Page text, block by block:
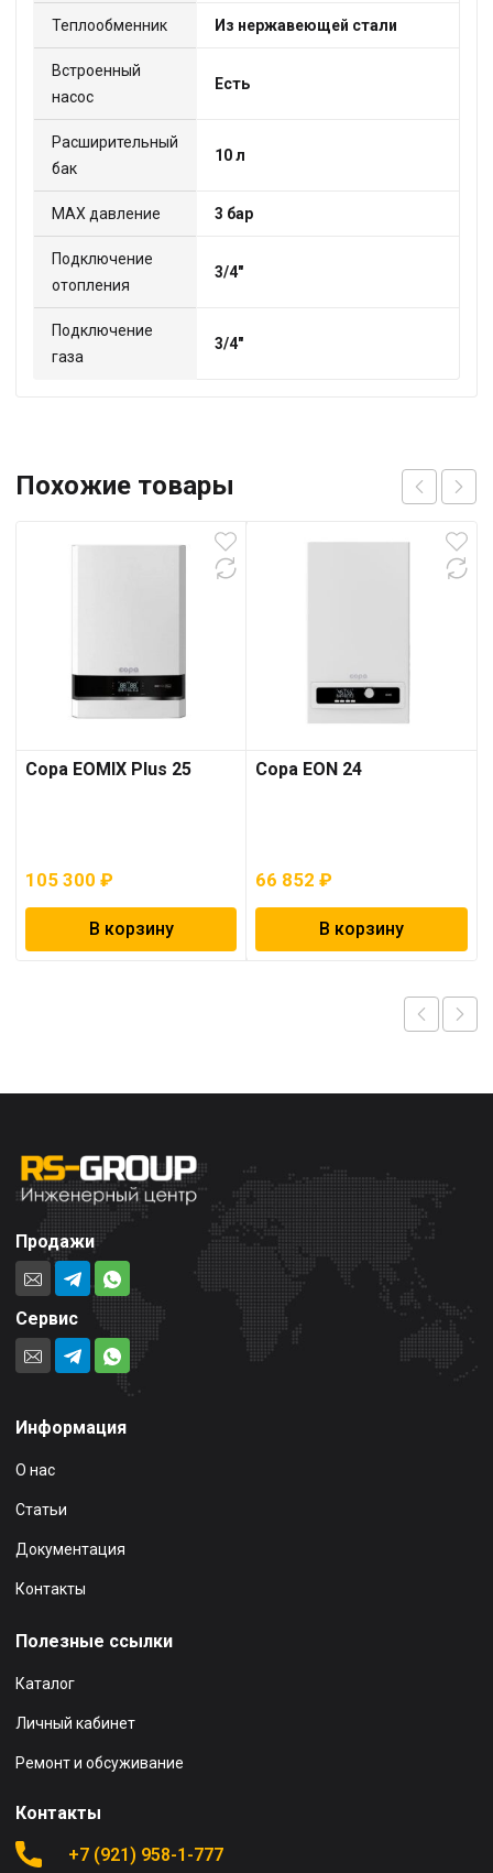
Теплообменник Из нержавеющей стали
Встроенный
насос
Есть
Расширительный
бак
10 л
МАХ давление 3 бар
Подключение
отопления
3/4"
Подключение
газа
3/4"
Похожие товары
Copa EOMIX Plus 25
105 300 ₽
В корзину
Copa EON 24
66 852₽
В корзину
Продажи
Сервис
Информация
О нас
Статьи
Документация
Контакты
Полезные ссылки
Каталог
Личный кабинет
Ремонт и обсуживание
Контакты
+7 (921) 958-1-777